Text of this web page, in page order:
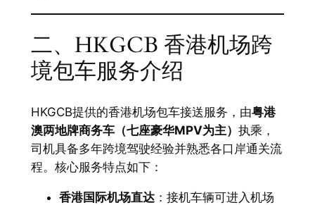
二、HKGCB 香港机场跨
境包车服务介绍
HKGCB提供的香港机场包车接送服务，由粤港
澳两地牌商务车（七座豪华MPV为主） 执乘，
司机具备多年跨境驾驶经验并熟悉各口岸通关流
程。核心服务特点如下：
香港国际机场直达：接机车辆可进入机场